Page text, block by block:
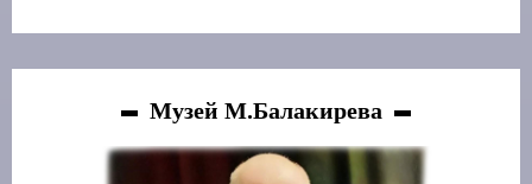
Музей М.Балакирева